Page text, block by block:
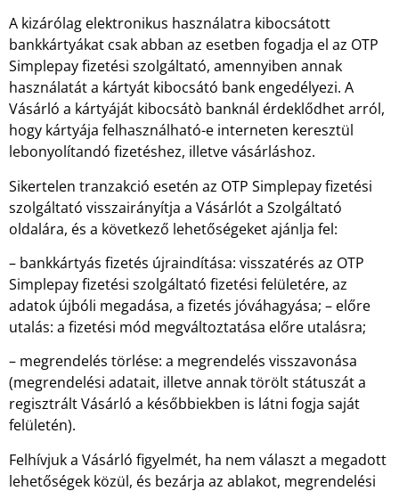
A kizárólag elektronikus használatra kibocsátott
bankkártyákat csak abban az esetben fogadja el az OTP
Simplepay fizetési szolgáltató, amennyiben annak
használatát a kártyát kibocsátó bank engedélyezi. A
Vásárló a kártyáját kibocsátò banknál érdeklődhet arról,
hogy kártyája felhasználható-e interneten keresztül
lebonyolítandó fizetéshez, illetve vásárláshoz.
Sikertelen tranzakció esetén az OTP Simplepay fizetési
szolgáltató visszairányítja a Vásárlót a Szolgáltató
oldalára, és a következő lehetőségeket ajánlja fel:
– bankkártyás fizetés újraindítása: visszatérés az OTP
Simplepay fizetési szolgáltató fizetési felületére, az
adatok újbóli megadása, a fizetés jóváhagyása; – előre
utalás: a fizetési mód megváltoztatása előre utalásra;
– megrendelés törlése: a megrendelés visszavonása
(megrendelési adatait, illetve annak törölt státuszát a
regisztrált Vásárló a későbbiekben is látni fogja saját
felületén).
Felhívjuk a Vásárló figyelmét, ha nem választ a megadott
lehetőségek közül, és bezárja az ablakot, megrendelési